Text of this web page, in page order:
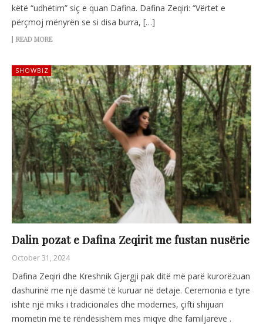
këtë “udhëtim” siç e quan Dafina. Dafina Zeqiri: “Vërtet e
përçmoj mënyrën se si disa burra, […]
READ MORE
SHOWBIZ
Dalin pozat e Dafina Zeqirit me fustan nusërie
October 31, 2024
Dafina Zeqiri dhe Kreshnik Gjergji pak ditë më parë kurorëzuan
dashurinë me një dasmë të kuruar në detaje. Ceremonia e tyre
ishte një miks i tradicionales dhe modernes, çifti shijuan
mometin më të rëndësishëm mes miqve dhe familjarëve .